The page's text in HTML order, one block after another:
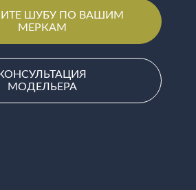
ШУБУ ПО ВАШИМ
МЕРКАМ
КОНСУЛЬТАЦИЯ
МОДЕЛЬЕРА